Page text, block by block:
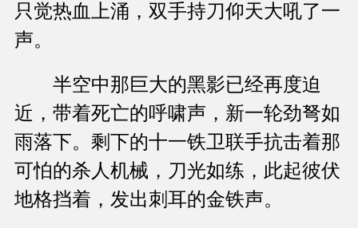
只觉热血上涌，双手持刀仰天大吼了一
声。
半空中那巨大的黑影已经再度迫
近，带着死亡的呼啸声，新一轮劲弩如
雨落下。剩下的十一铁卫联手抗击着那
可怕的杀人机械，刀光如练，此起彼伏
地格挡着，发出刺耳的金铁声。